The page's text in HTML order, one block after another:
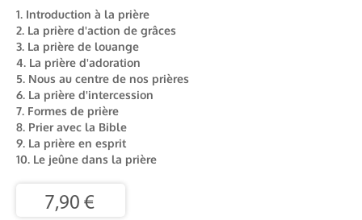
1. Introduction à la prière
2. La prière d'action de grâces
3. La prière de louange
4. La prière d'adoration
5. Nous au centre de nos prières
6. La prière d'intercession
7. Formes de prière
8. Prier avec la Bible
9. La prière en esprit
10. Le jeûne dans la prière
7,90 €